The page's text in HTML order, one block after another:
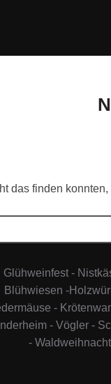
das finden
Glühweinfest -
Blühwiesen -
-
- Vögler -
- Waldweihnacht